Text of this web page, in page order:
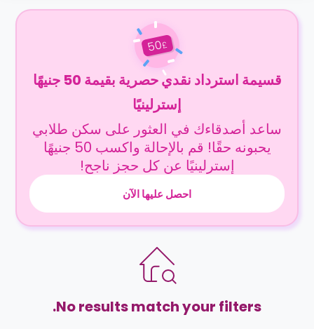
£
50
قسيمة استرداد نقدي حصرية بقيمة 50 جنيهًا
إسترلينيًا
ساعد أصدقاءك في العثور على سكن طلابي
يحبونه حقًا! قم بالإحالة واكسب 50 جنيهًا
إسترلينيًا عن كل حجز ناجح!
احصل عليها الآن
No results match your filters.